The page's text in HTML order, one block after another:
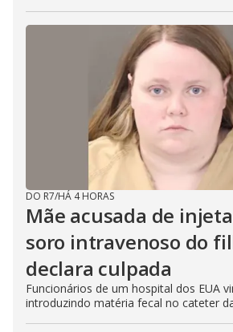
DO R7/HÁ 4 HORAS
Mãe acusada de
soro intravenoso do
declara culpada
Funcionários de um hospital dos EUA
introduzindo matéria fecal no cateter